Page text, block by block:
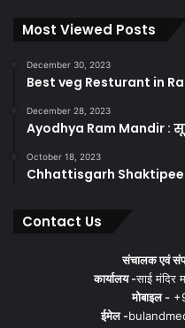
Most Viewed Posts
December 30, 2023
Best veg Resturant in
December 28, 2023
Ayodhya Ram Mandir :
October 18, 2023
Chhattisgarh
Contact Us
संचालक एवं
कार्यालय -साई मंदिर
मोबाइल -
ईमेल -